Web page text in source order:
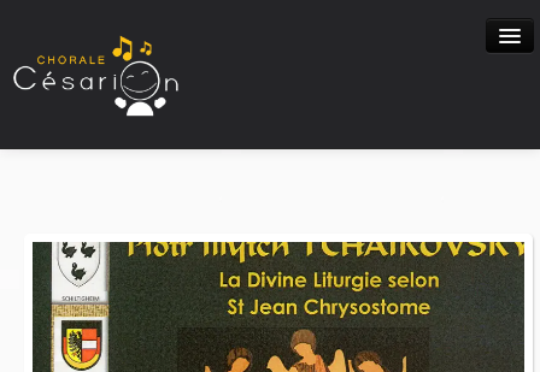
Activités
Programme Musical